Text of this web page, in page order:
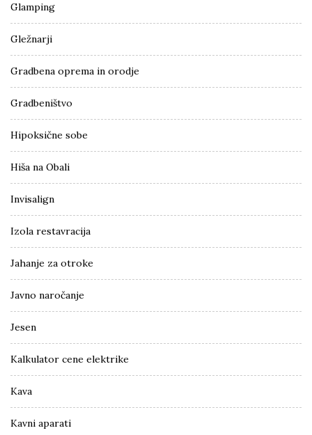
Glamping
Gležnarji
Gradbena oprema in orodje
Gradbeništvo
Hipoksične sobe
Hiša na Obali
Invisalign
Izola restavracija
Jahanje za otroke
Javno naročanje
Jesen
Kalkulator cene elektrike
Kava
Kavni aparati